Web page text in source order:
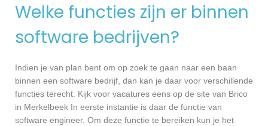
Welke functies zijn er binnen
software bedrijven?
Indien je van plan bent om op zoek te gaan naar een baan
binnen een software bedrijf, dan kan je daar voor verschillende
functies terecht. Kijk voor vacatures eens op de site van Brico
in Merkelbeek In eerste instantie is daar de functie van
software engineer. Om deze functie te bereiken kun je het